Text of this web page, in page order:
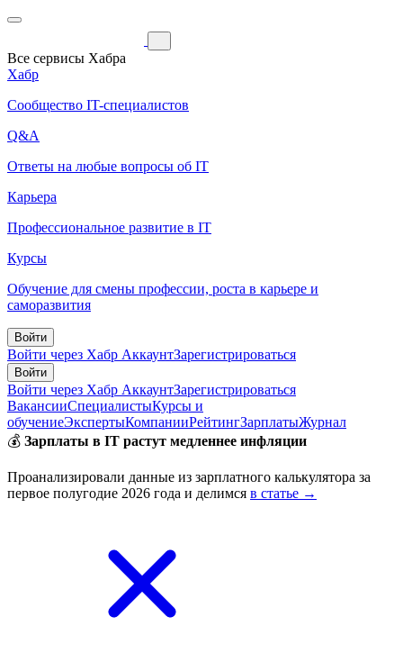
Все сервисы Хабра
Хабр
Сообщество IT-специалистов
Q&A
Ответы на любые вопросы об IT
Карьера
Профессиональное развитие в IT
Курсы
Обучение для смены профессии, роста в карьере и
саморазвития
Войти
Войти через Хабр АккаунтЗарегистрироваться
Войти
Войти через Хабр АккаунтЗарегистрироваться
ВакансииСпециалистыКурсы и
обучениеЭкспертыКомпанииРейтингЗарплатыЖурнал
💰 Зарплаты в IT растут медленнее инфляции
Проанализировали данные из зарплатного калькулятора за
первое полугодие 2026 года и делимся в статье →